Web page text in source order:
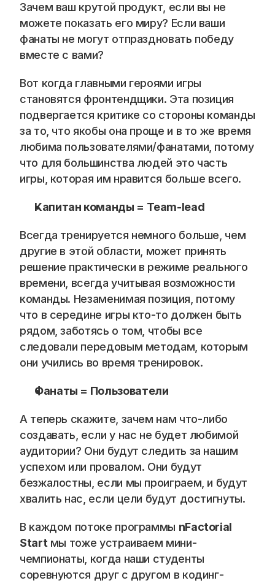
Зачем ваш крутой продукт, если вы не
можете показать его миру? Если ваши
фанаты не могут отпраздновать победу
вместе с вами?
Вот когда главными героями игры
становятся фронтендщики. Эта позиция
подвергается критике со стороны команды
за то, что якобы она проще и в то же время
любима пользователями/фанатами, потому
что для большинства людей это часть
игры, которая им нравится больше всего.
Капитан команды = Team-lead
Всегда тренируется немного больше, чем
другие в этой области, может принять
решение практически в режиме реального
времени, всегда учитывая возможности
команды. Незаменимая позиция, потому
что в середине игры кто-то должен быть
рядом, заботясь о том, чтобы все
следовали передовым методам, которым
они учились во время тренировок.
Фанаты = Пользователи
А теперь скажите, зачем нам что-либо
создавать, если у нас не будет любимой
аудитории? Они будут следить за нашим
успехом или провалом. Они будут
безжалостны, если мы проиграем, и будут
хвалить нас, если цели будут достигнуты.
В каждом потоке программы nFactorial
Start мы тоже устраиваем мини-
чемпионаты, когда наши студенты
соревнуются друг с другом в кодинг-